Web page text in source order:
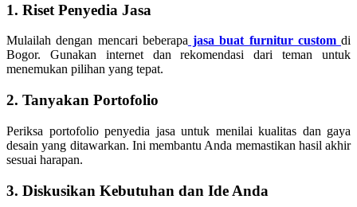
1. Riset Penyedia Jasa
Mulailah dengan mencari beberapajasa buat furnitur custom di
Bogor. Gunakan internet dan rekomendasi dari teman untuk
menemukan pilihan yang tepat.
2. Tanyakan Portofolio
Periksa portofolio penyedia jasa untuk menilai kualitas dan gaya
desain yang ditawarkan. Ini membantu Anda memastikan hasil akhir
sesuai harapan.
3. Diskusikan Kebutuhan dan Ide Anda